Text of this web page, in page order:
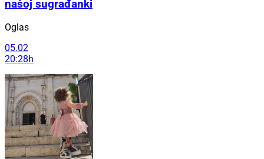
našoj sugrađanki
Oglas
05.02
20:28h